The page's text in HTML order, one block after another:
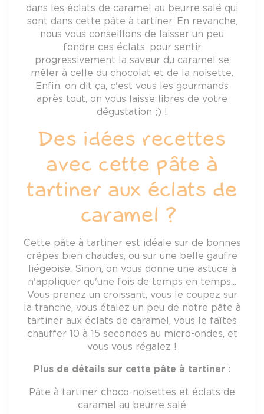
dans les éclats de caramel au beurre salé qui
sont dans cette pâte à tartiner. En revanche,
nous vous conseillons de laisser un peu
fondre ces éclats, pour sentir
progressivement la saveur du caramel se
mêler à celle du chocolat et de la noisette.
Enfin, on dit ça, c'est vous les gourmands
après tout, on vous laisse libres de votre
dégustation ;) !
Des idées recettes
avec cette pâte à
tartiner aux éclats de
caramel ?
Cette pâte à tartiner est idéale sur de bonnes
crêpes bien chaudes, ou sur une belle gaufre
liégeoise. Sinon, on vous donne une astuce à
n'appliquer qu'une fois de temps en temps...
Vous prenez un croissant, vous le coupez sur
la tranche, vous étalez un peu de notre pâte à
tartiner aux éclats de caramel, vous le faîtes
chauffer 10 à 15 secondes au micro-ondes, et
vous vous régalez !
Plus de détails sur cette pâte à tartiner :
Pâte à tartiner choco-noisettes et éclats de
caramel au beurre salé